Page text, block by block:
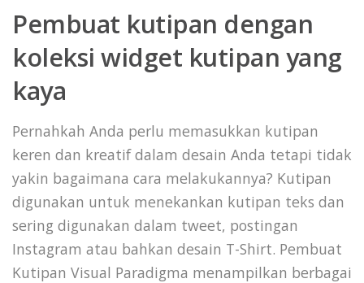
Pembuat kutipan dengan
koleksi widget kutipan yang
kaya
Pernahkah Anda perlu memasukkan kutipan
keren dan kreatif dalam desain Anda tetapi tidak
yakin bagaimana cara melakukannya? Kutipan
digunakan untuk menekankan kutipan teks dan
sering digunakan dalam tweet, postingan
Instagram atau bahkan desain T-Shirt. Pembuat
Kutipan Visual Paradigma menampilkan berbagai